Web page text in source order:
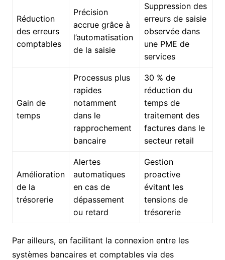
Réduction
des erreurs
comptables
Précision
accrue grâce à
l’automatisation
de la saisie
Suppression des
erreurs de saisie
observée dans
une PME de
services
Gain de
temps
Processus plus
rapides
notamment
dans le
rapprochement
bancaire
30 % de
réduction du
temps de
traitement des
factures dans le
secteur retail
Amélioration
de la
trésorerie
Alertes
automatiques
en cas de
dépassement
ou retard
Gestion
proactive
évitant les
tensions de
trésorerie
Par ailleurs, en facilitant la connexion entre les
systèmes bancaires et comptables via des